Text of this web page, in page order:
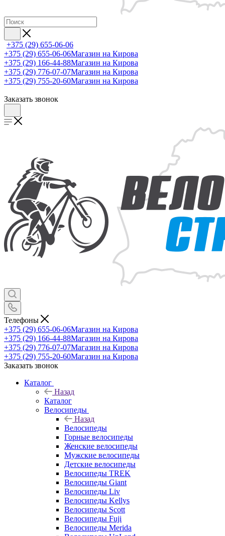
+375 (29) 655-06-06
+375 (29) 655-06-06Магазин на Кирова
+375 (29) 166-44-88Магазин на Кирова
+375 (29) 776-07-07Магазин на Кирова
+375 (29) 755-20-60Магазин на Кирова
Заказать звонок
Телефоны
+375 (29) 655-06-06Магазин на Кирова
+375 (29) 166-44-88Магазин на Кирова
+375 (29) 776-07-07Магазин на Кирова
+375 (29) 755-20-60Магазин на Кирова
Заказать звонок
Каталог
Назад
Каталог
Велосипеды
Назад
Велосипеды
Горные велосипеды
Женские велосипеды
Мужские велосипеды
Детские велосипеды
Велосипеды TREK
Велосипеды Giant
Велосипеды Liv
Велосипеды Kellys
Велосипеды Scott
Велосипеды Fuji
Велосипеды Merida